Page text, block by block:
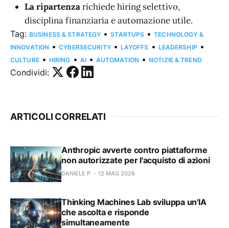
La ripartenzarichiede hiring selettivo,
disciplina finanziaria e automazione utile.
Tag: BUSINESS & STRATEGY • STARTUPS • TECHNOLOGY &
INNOVATION • CYBERSECURITY • LAYOFFS • LEADERSHIP •
CULTURE • HIRING • AI • AUTOMATION • NOTIZIE & TREND
Condividi:
ARTICOLI CORRELATI
Anthropic avverte contro piattaforme
non autorizzate per l'acquisto di azioni
DANIELE P 12 MAG 2026
Thinking Machines Lab sviluppa un'IA
che ascolta e risponde
simultaneamente